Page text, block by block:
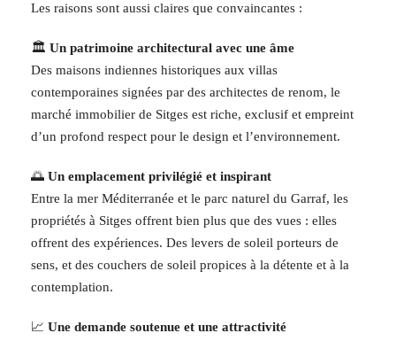
Les raisons sont aussi claires que convaincantes :
🏛️ Un patrimoine architectural avec une âme
Des maisons indiennes historiques aux villas
contemporaines signées par des architectes de renom, le
marché immobilier de Sitges est riche, exclusif et empreint
d’un profond respect pour le design et l’environnement.
🌅 Un emplacement privilégié et inspirant
Entre la mer Méditerranée et le parc naturel du Garraf, les
propriétés à Sitges offrent bien plus que des vues : elles
offrent des expériences. Des levers de soleil porteurs de
sens, et des couchers de soleil propices à la détente et à la
contemplation.
📈 Une demande soutenue et une attractivité